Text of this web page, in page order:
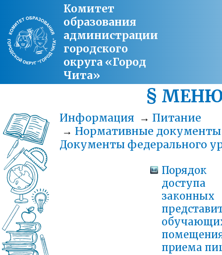
Комитет
образования
администрации
городского
округа «Город
Чита»
§
Информация → Питание
→ Нормативные документы
Документы федерального
Порядок
доступа
законных
приема